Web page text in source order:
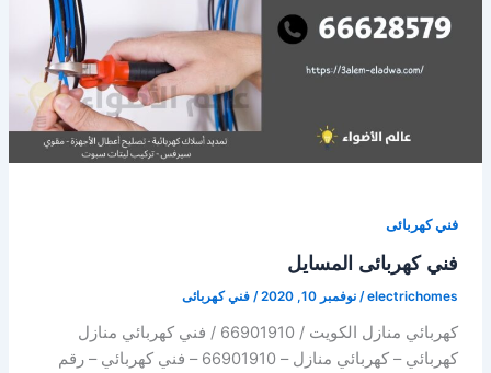
فني كهربائى
فني كهربائى المسايل
electrichomes
/ نوفمبر 10, 2020 / فني كهربائى
كهربائي منازل الكويت / 66901910 / فني كهربائي منازل
كهربائي – كهربائي منازل – 66901910 – فني كهربائي – رقم